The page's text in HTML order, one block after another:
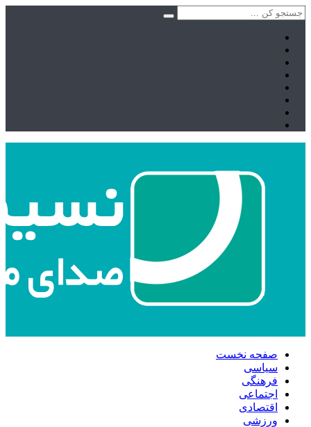
صفحه نخست
سیاسی
فرهنگی
اجتماعی
اقتصادی
ورزشی